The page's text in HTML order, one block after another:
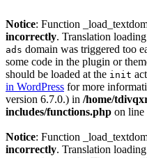
Notice: Function
incorrectly. Translation
ads domain was triggered too
some code in the plugin or
should be loaded at the init
in WordPress for more
version 6.7.0.) in /home/
includes/functions.php on line
Notice: Function
incorrectly. Translation